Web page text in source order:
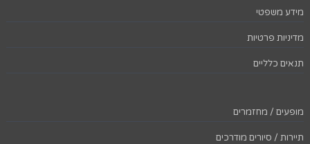
מידע משפטי
מדיניות פרטיות
תנאים כלליים
מופעים / מחזמרים
תיירות / סיורים מודרכים